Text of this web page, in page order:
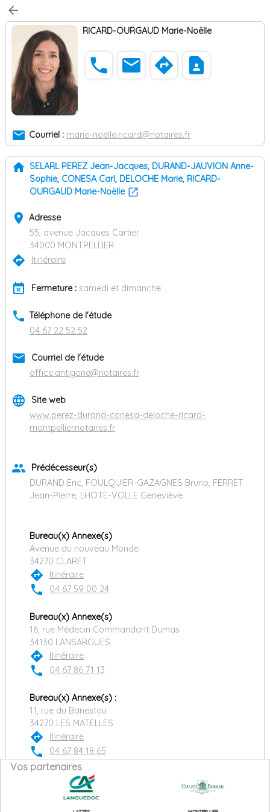
arrow_back
RICARD-OURGAUD Marie-Noëlle
phone email directions contact_page
email Courriel : marie-noelle.ricard@notaires.fr
home SELARL PEREZ Jean-Jacques, DURAND-JAUVION Anne-
Sophie, CONESA Carl, DELOCHE Marie, RICARD-
OURGAUD Marie-Noëlle
place Adresse
55, avenue Jacques Cartier
34000 MONTPELLIER
directions Itinéraire
event_busy Fermeture : samedi et dimanche
phone Téléphone de l'étude
04 67 22 52 52
email
Courriel de l'étude
office.antigone@notaires.fr
language
Site web
www.perez-durand-conesa-deloche-ricard-
montpellier.notaires.fr
group
Prédécesseur(s)
DURAND Eric, FOULQUIER-GAZAGNES Bruno, FERRET
Jean-Pierre, LHOTE-VOLLE Geneviève
Bureau(x) Annexe(s)
Avenue du nouveau Monde
34270 CLARET
directions Itinéraire
phone 04 67 59 00 24
Bureau(x) Annexe(s)
16, rue Médecin Commandant Dumas
34130 LANSARGUES
directions Itinéraire
phone 04 67 86 71 13
Bureau(x) Annexe(s) :
11, rue du Banestou
34270 LES MATELLES
directions Itinéraire
phone 04 67 84 18 65
Vos partenaires